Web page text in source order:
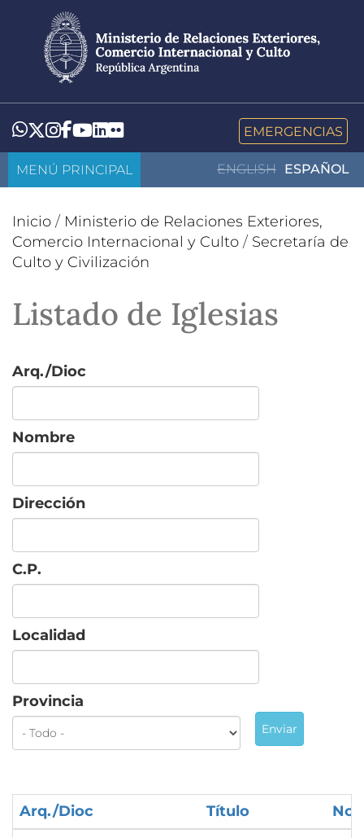
contenido
principal
Whatsapp
Twitter
Instagram
Facebook
YouTube
LinkedIn
Flickr EMERGENCIAS
ENGLISH ESPAÑOL
MENÚ PRINCIPAL
Inicio / Ministerio de Relaciones Exteriores,
Comercio Internacional y Culto / Secretaría de
Culto y Civilización
Listado de Iglesias
Arq./Dioc
Nombre
Dirección
C.P.
Localidad
Provincia
Enviar
Arq./Dioc Título